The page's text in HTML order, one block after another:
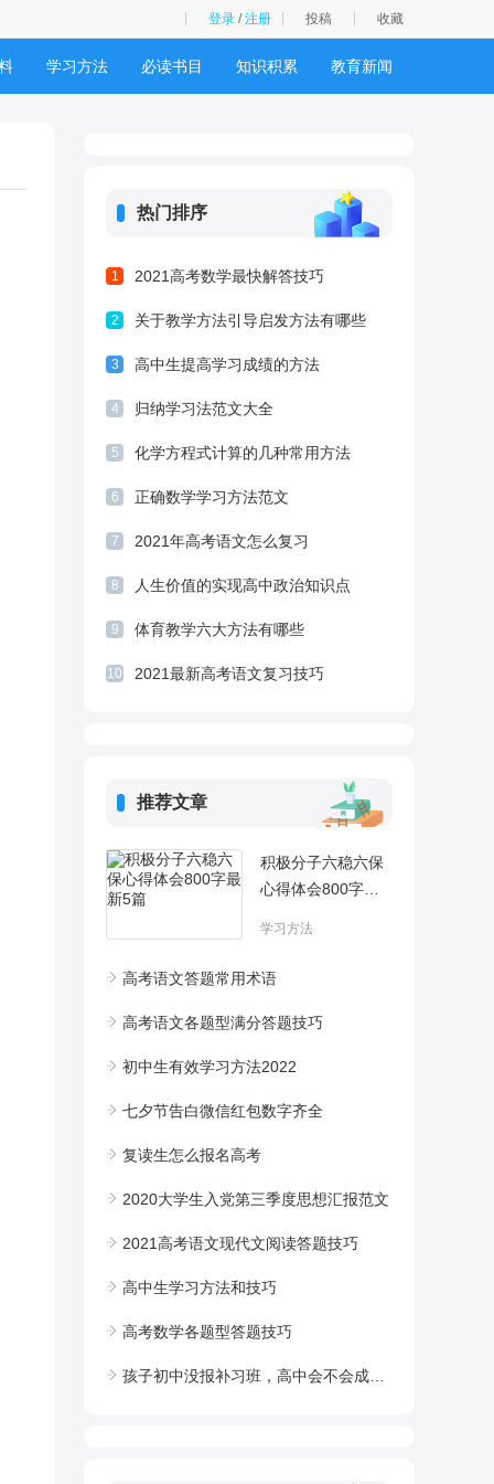
登录 /注册 投稿 收藏
学习方法 必读书目 知识积累 教育新闻
热门排序
1 2021高考数学最快解答技巧
2 关于教学方法引导启发方法有哪些
3 高中生提高学习成绩的方法
4 归纳学习法范文大全
5 化学方程式计算的几种常用方法
6 正确数学学习方法范文
7 2021年高考语文怎么复习
8 人生价值的实现高中政治知识点
9 体育教学六大方法有哪些
10 2021最新高考语文复习技巧
推荐文章
积极分子六稳六保
心得体会800字最
学习方法
高考语文答题常用术语
高考语文各题型满分答题技巧
初中生有效学习方法2022
七夕节告白微信红包数字齐全
复读生怎么报名高考
2020大学生入党第三季度思想汇报范文
2021高考语文现代文阅读答题技巧
高中生学习方法和技巧
高考数学各题型答题技巧
孩子初中没报补习班，高中会不会成绩掉队?老师：不用想太多